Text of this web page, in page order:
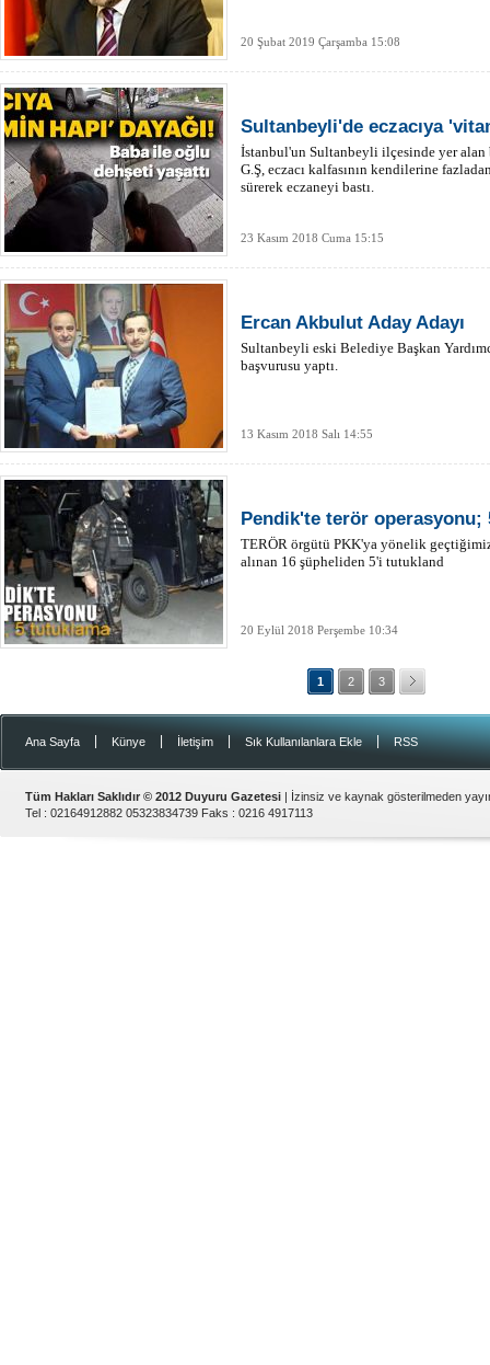
20 Şubat 2019 Çarşamba 15:08
Sultanbeyli'de eczacıya
İstanbul'un Sultanbeyli ilçesinde yer
G.Ş, eczacı kalfasının kendilerine
sürerek eczaneyi bastı.
23 Kasım 2018 Cuma 15:15
Ercan Akbulut Aday Adayı
Sultanbeyli eski Belediye Başkan
başvurusu yaptı.
13 Kasım 2018 Salı 14:55
Pendik'te terör operasyonu;
TERÖR örgütü PKK'ya yönelik
alınan 16 şüpheliden 5'i tutukland
20 Eylül 2018 Perşembe 10:34
1 2 3
Ana Sayfa Künye İletişim Sık Kullanılanlara Ekle | RSS
Tüm Hakları Saklıdır © 2012 Duyuru Gazetesi | İzinsiz ve kaynak gösterilmeden
Tel : 02164912882 05323834739 Faks : 0216 4917113